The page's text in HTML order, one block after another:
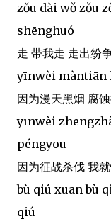
zǒu dài wǒ zǒu
shēnghuó
走 带我走 走出纷
yīnwèi màntiān
因为漫天黑烟 腐
yīnwèi
péngyou
因为征战杀伐 我
bù qiú xuān bù
qiú